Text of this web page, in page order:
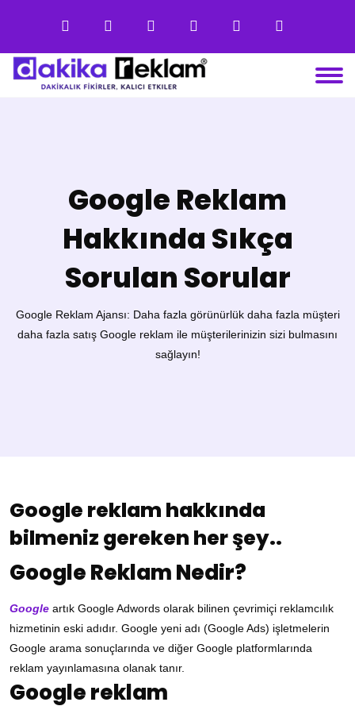
Google Reklam
Hakkında Sıkça
Sorulan Sorular
Google Reklam Ajansı: Daha fazla görünürlük daha fazla müşteri
daha fazla satış Google reklam ile müşterilerinizin sizi bulmasını
sağlayın!
Google reklam hakkında
bilmeniz gereken her şey..
Google Reklam Nedir?
Google artık Google Adwords olarak bilinen çevrimiçi reklamcılık
hizmetinin eski adıdır. Google yeni adı (Google Ads) işletmelerin
Google arama sonuçlarında ve diğer Google platformlarında
reklam yayınlamasına olanak tanır.
Google reklam